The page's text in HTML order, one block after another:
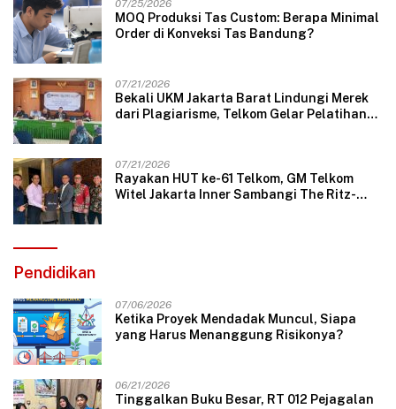
07/25/2026
MOQ Produksi Tas Custom: Berapa Minimal
Order di Konveksi Tas Bandung?
07/21/2026
Bekali UKM Jakarta Barat Lindungi Merek
dari Plagiarisme, Telkom Gelar Pelatihan
07/21/2026
Rayakan HUT ke-61 Telkom, GM Telkom
Witel Jakarta Inner Sambangi The Ritz-
Pendidikan
07/06/2026
Ketika Proyek Mendadak Muncul, Siapa
yang Harus Menanggung Risikonya?
06/21/2026
Tinggalkan Buku Besar, RT 012 Pejagalan